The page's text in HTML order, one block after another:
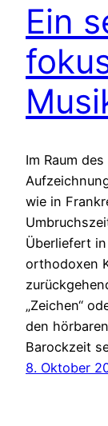
Ein
Im Raum
wie in
Überliefert
orthodoxen
„Zeichen“
den
Barockzeit
8. Oktober